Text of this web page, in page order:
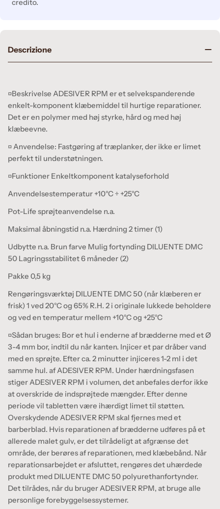
credito.
Descrizione
¤Beskrivelse ADESIVER RPM er et selvekspanderende
enkelt-komponent klæbemiddel til hurtige reparationer.
Det er en polymer med høj styrke, hård og med høj
klæbeevne.
¤ Anvendelse: Fastgøring af træplanker, der ikke er limet
perfekt til understøtningen.
¤Funktioner Enkeltkomponent katalyseforhold
Anvendelsestemperatur +10°C ÷ +25°C
Pot-Life sprøjteanvendelse n.a.
Maksimal åbningstid n.a. Hærdning 2 timer (1)
Udbytte n.a. Brun farve Mulig fortynding DILUENTE DMC
50 Lagringsstabilitet 6 måneder (2)
Pakke 0,5 kg
Rengøringsværktøj DILUENTE DMC 50 (når klæberen er
frisk) 1 ved 20°C og 65% R.H. 2 i originale lukkede beholdere
og ved en temperatur mellem +10°C og +25°C
¤Sådan bruges: Bor et hul i enderne af brædderne med et Ø
3-4 mm bor, indtil du når kanten. Injicer et par dråber vand
med en sprøjte. Efter ca. 2 minutter injiceres 1-2 ml i det
samme hul. af ADESIVER RPM. Under hærdningsfasen
stiger ADESIVER RPM i volumen, det anbefales derfor ikke
at overskride de indsprøjtede mængder. Efter denne
periode vil tabletten være ihærdigt limet til støtten.
Overskydende ADESIVER RPM skal fjernes med et
barberblad. Hvis reparationen af ​​brædderne udføres på et
allerede malet gulv, er det tilrådeligt at afgrænse det
område, der berøres af reparationen, med klæbebånd. Når
reparationsarbejdet er afsluttet, rengøres det uhærdede
produkt med DILUENTE DMC 50 polyurethanfortynder.
Det tilrådes, når du bruger ADESIVER RPM, at bruge alle
personlige forebyggelsessystemer.